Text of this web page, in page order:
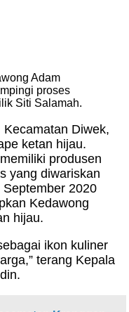
Adam
proses
Siti Salamah.
Diwek,
ketan hijau.
produsen
yang diwariskan
2020
Kedawong
hijau.
ikon kuliner
terang Kepala